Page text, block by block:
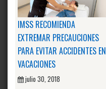
IMSS RECOMIENDA
EXTREMAR PRECAUCIONES
PARA EVITAR ACCIDENTES EN
VACACIONES
julio 30, 2018